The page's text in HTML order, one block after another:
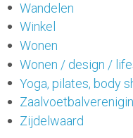
Wandelen
Winkel
Wonen
Wonen / design /
Yoga, pilates, body
Zijdelwaard